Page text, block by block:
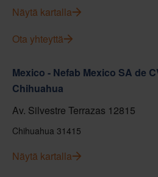
Näytä kartalla
Ota yhteyttä
Mexico - Nefab Mexico SA de
Chihuahua
Av. Silvestre Terrazas 12815
Chihuahua 31415
Näytä kartalla